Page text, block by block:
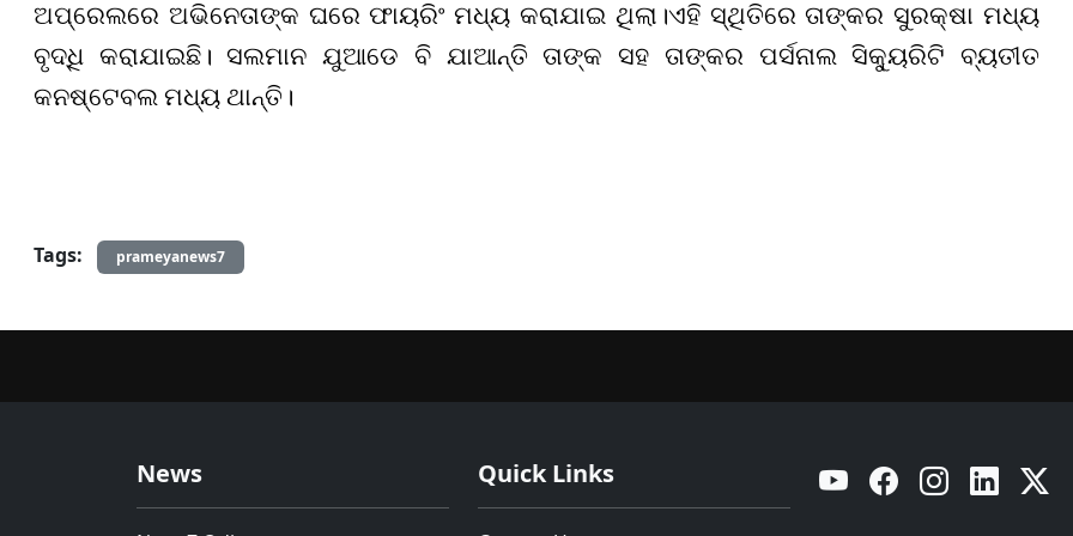
ଅପ୍ରେଲରେ ଅଭିନେତାଙ୍କ ଘରେ ଫାୟରିଂ ମଧ୍ୟ କରାଯାଇ ଥିଲା।ଏହି ସ୍ଥିତିରେ ତାଙ୍କର ସୁରକ୍ଷା ମଧ୍ୟ
ବୃଦ୍ଧି କରାଯାଇଛି। ସଲମାନ ଯୁଆଡେ ବି ଯାଆନ୍ତି ତାଙ୍କ ସହ ତାଙ୍କର ପର୍ସନାଲ ସିକ୍ୟୁରିଟି ବ୍ୟତୀତ
କନଷ୍ଟେବଲ ମଧ୍ୟ ଥାନ୍ତି।
Tags: prameyanews7
News Quick Links YouTube Facebook Instagram